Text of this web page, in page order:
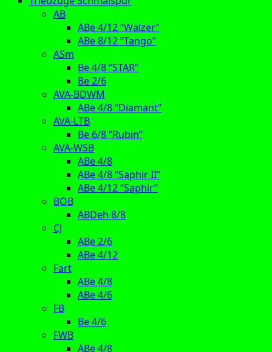
AB
ABe 4/12 “Walzer”
ABe 8/12 “Tango”
ASm
Be 4/8 “STAR”
Be 2/6
AVA-BDWM
ABe 4/8 “Diamant”
AVA-LTB
Be 6/8 “Rubin”
AVA-WSB
ABe 4/8
ABe 4/8 “Saphir II”
ABe 4/12 “Saphir”
BOB
ABDeh 8/8
CJ
ABe 2/6
ABe 4/12
Fart
ABe 4/8
ABe 4/6
FB
Be 4/6
FWB
ABe 4/8